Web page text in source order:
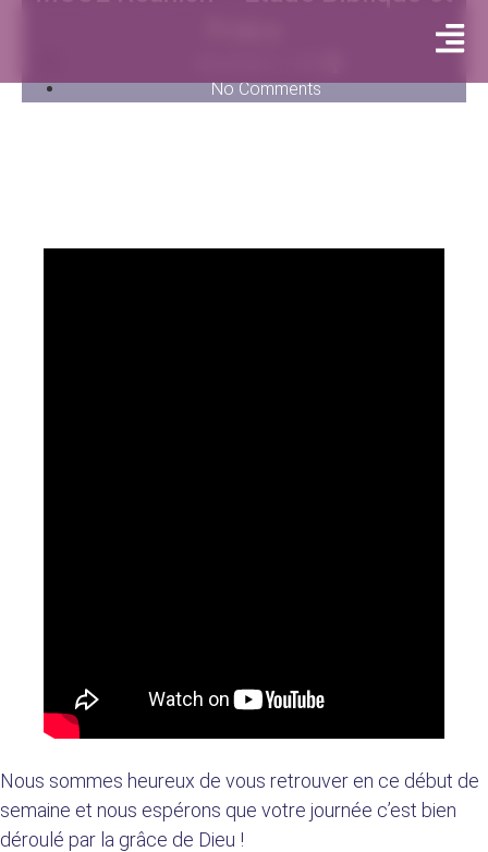
No Comments
Nous sommes heureux de vous retrouver en ce début de
semaine et nous espérons que votre journée c’est bien
déroulé par la grâce de Dieu !